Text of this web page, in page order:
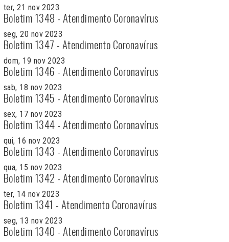
ter, 21 nov 2023
Boletim 1348 - Atendimento Coronavírus
seg, 20 nov 2023
Boletim 1347 - Atendimento Coronavírus
dom, 19 nov 2023
Boletim 1346 - Atendimento Coronavírus
sab, 18 nov 2023
Boletim 1345 - Atendimento Coronavírus
sex, 17 nov 2023
Boletim 1344 - Atendimento Coronavírus
qui, 16 nov 2023
Boletim 1343 - Atendimento Coronavírus
qua, 15 nov 2023
Boletim 1342 - Atendimento Coronavírus
ter, 14 nov 2023
Boletim 1341 - Atendimento Coronavírus
seg, 13 nov 2023
Boletim 1340 - Atendimento Coronavírus